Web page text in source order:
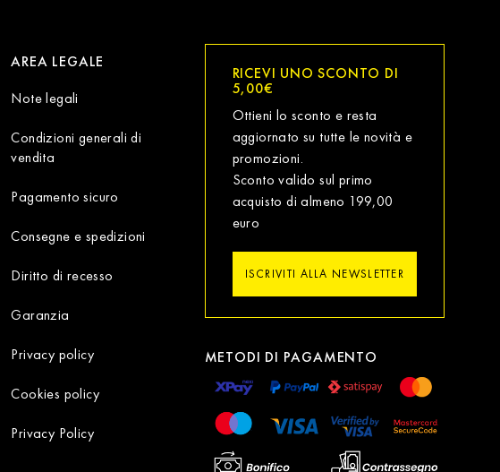
AREA LEGALE
Note legali
Condizioni generali di
vendita
Pagamento sicuro
Consegne e spedizioni
Diritto di recesso
Garanzia
Privacy policy
Cookies policy
Privacy Policy
RICEVI UNO SCONTO DI
5,00€
Ottieni lo sconto e resta
aggiornato su tutte le novità e
promozioni.
Sconto valido sul primo
acquisto di almeno 199,00
euro
ISCRIVITI ALLA NEWSLETTER
METODI DI PAGAMENTO